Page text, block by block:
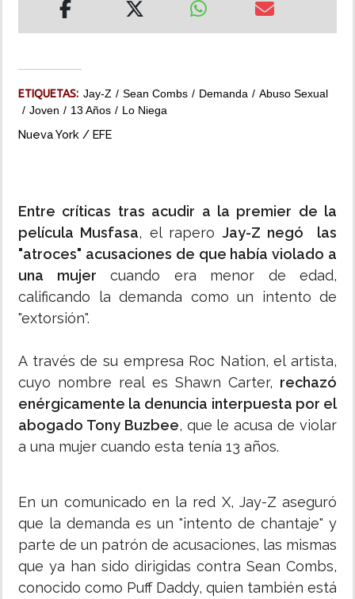
ETIQUETAS: Jay-Z Sean Combs Demanda
Abuso Sexual
Joven
13 Años Lo Niega
Nueva York / EFE
Entre críticas tras acudir a la premier de la
película Musfasa, el rapero Jay-Z negó las
"atroces" acusaciones de que había violado a
una mujer cuando era menor de edad,
calificando la demanda como un intento de
"extorsión".
A través de su empresa Roc Nation, el artista,
cuyo nombre real es Shawn Carter, rechazó
enérgicamente la denuncia interpuesta por el
abogado Tony Buzbee, que le acusa de violar
a una mujer cuando esta tenía 13 años.
En un comunicado en la red X, Jay-Z aseguró
que la demanda es un "intento de chantaje" y
parte de un patrón de acusaciones, las mismas
que ya han sido dirigidas contra Sean Combs,
conocido como Puff Daddy, quien también está